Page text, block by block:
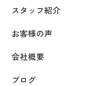
スタッフ紹介
お客様の声
会社概要
ブログ